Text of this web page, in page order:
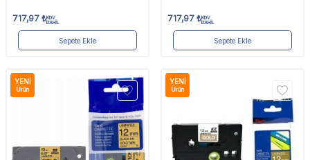
717,97 ₺KDV
DAHİL
Sepete Ekle
717,97 ₺KDV
DAHİL
Sepete Ekle
YENI
Ürün
YENI
Ürün